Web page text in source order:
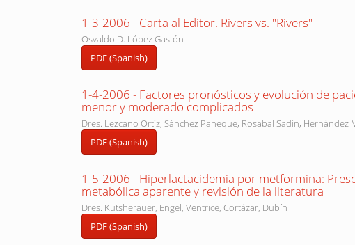
1-3-2006 - Carta al Editor. Rivers vs. "Rivers"
Osvaldo D. López Gastón
PDF (Spanish)
1-4-2006 - Factores pronósticos y evolución de
menor y moderado complicados
Dres. Lezcano Ortíz, Sánchez Paneque, Rosabal Sadín, Hernández
PDF (Spanish)
1-5-2006 - Hiperlactacidemia por metformina:
metabólica aparente y revisión de la literatura
Dres. Kutsherauer, Engel, Ventrice, Cortázar, Dubín
PDF (Spanish)